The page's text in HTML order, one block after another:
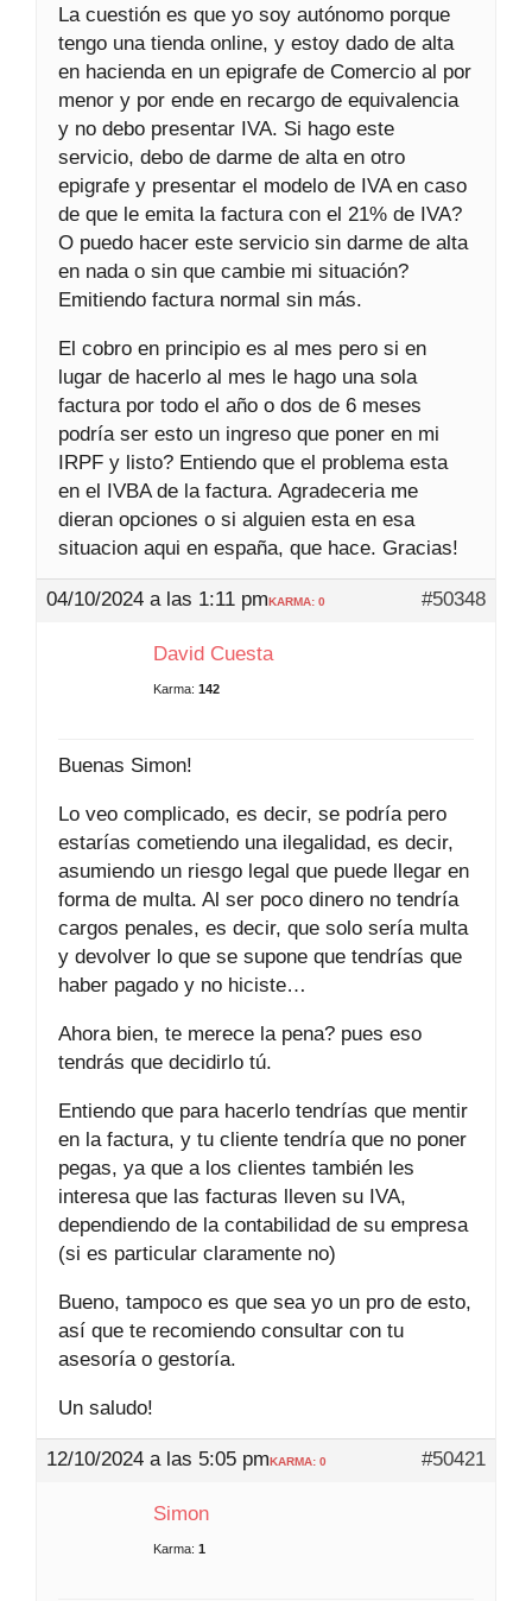
La cuestión es que yo soy autónomo porque
tengo una tienda online, y estoy dado de alta
en hacienda en un epigrafe de Comercio al por
menor y por ende en recargo de equivalencia
y no debo presentar IVA. Si hago este
servicio, debo de darme de alta en otro
epigrafe y presentar el modelo de IVA en caso
de que le emita la factura con el 21% de IVA?
O puedo hacer este servicio sin darme de alta
en nada o sin que cambie mi situación?
Emitiendo factura normal sin más.
El cobro en principio es al mes pero si en
lugar de hacerlo al mes le hago una sola
factura por todo el año o dos de 6 meses
podría ser esto un ingreso que poner en mi
IRPF y listo? Entiendo que el problema esta
en el IVBA de la factura. Agradeceria me
dieran opciones o si alguien esta en esa
situacion aqui en españa, que hace. Gracias!
04/10/2024 a las 1:11 pm #50348
KARMA: 0
David Cuesta
Karma: 142
Buenas Simon!
Lo veo complicado, es decir, se podría pero
estarías cometiendo una ilegalidad, es decir,
asumiendo un riesgo legal que puede llegar en
forma de multa. Al ser poco dinero no tendría
cargos penales, es decir, que solo sería multa
y devolver lo que se supone que tendrías que
haber pagado y no hiciste…
Ahora bien, te merece la pena? pues eso
tendrás que decidirlo tú.
Entiendo que para hacerlo tendrías que mentir
en la factura, y tu cliente tendría que no poner
pegas, ya que a los clientes también les
interesa que las facturas lleven su IVA,
dependiendo de la contabilidad de su empresa
(si es particular claramente no)
Bueno, tampoco es que sea yo un pro de esto,
así que te recomiendo consultar con tu
asesoría o gestoría.
Un saludo!
12/10/2024 a las 5:05 pm #50421
KARMA: 0
Simon
Karma: 1